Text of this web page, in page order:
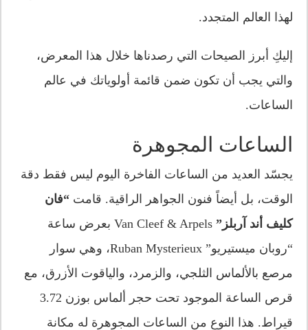
لهذا العالم المتجدد.
إليكِ أبرز الصيحات التي رصدناها خلال هذا المعرض،
والتي يجب أن تكون ضمن قائمة أولوياتك في عالم
الساعات.
الساعات المجوهرة
يجسّد العديد من الساعات الفاخرة اليوم ليس فقط دقة
الوقت، بل أيضاً فنون الجواهر الراقية. قامت“فان
كليف أند آربلز”
Van Cleef & Arpels بعرض ساعة
“روبان ميستيريو” Ruban Mysterieux، وهي سوار
مرصع بالألماس الثلجي، والزمرد، والياقوت الأزرق، مع
قرص الساعة الموجود تحت حجر ألماس بوزن 3.72
قيراط. هذا النوع من الساعات المجوهرة له مكانة